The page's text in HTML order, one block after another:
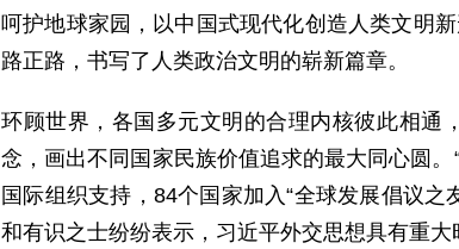
呵护地球家园，以中国式现代化创造人类文明
路正路，书写了人类政治文明的崭新篇章。
环顾世界，各国多元文明的合理内核彼此相通
念，画出不同国家民族价值追求的最大同心圆
国际组织支持，84个国家加入“全球发展倡议
和有识之士纷纷表示，习近平外交思想具有重